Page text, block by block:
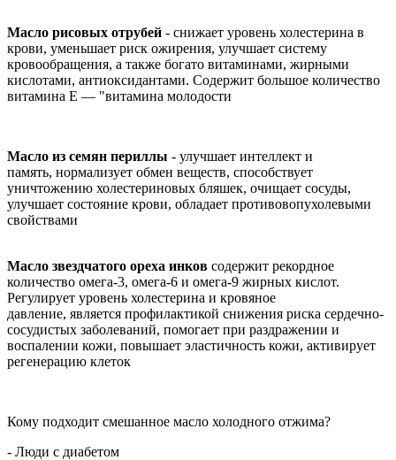
Масло рисовых отрубей - снижает уровень холестерина в
крови, уменьшает риск ожирения, улучшает систему
кровообращения, а также богато витаминами, жирными
кислотами, антиоксидантами. Содержит большое количество
витамина Е — "витамина молодости
Масло из семян периллы - улучшает интеллект и
память, нормализует обмен веществ, способствует
уничтожению холестериновых бляшек, очищает сосуды,
улучшает состояние крови, обладает противовопухолевыми
свойствами
Масло звездчатого ореха инков содержит рекордное
количество омега-3, омега-6 и омега-9 жирных кислот.
Регулирует уровень холестерина и кровяное
давление, является профилактикой снижения риска сердечно-
сосудистых заболеваний, помогает при раздражении и
воспалении кожи, повышает эластичность кожи, активирует
регенерацию клеток
Кому подходит смешанное масло холодного отжима?
- Люди с диабетом